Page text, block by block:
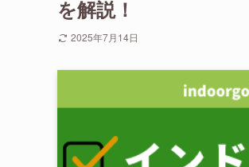
を解説！
2025年7月14日